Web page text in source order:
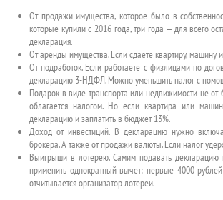
От продажи имущества, которое было в
которые купили с 2016 года, три года — для всего
декларация.
От аренды имущества. Если сдаете квартиру, машину
От подработок. Если работаете с физлицами по
декларацию 3-НДФЛ. Можно уменьшить налог с
Подарок в виде транспорта или недвижимости не от
облагается налогом. Но если квартира или
декларацию и заплатить в бюджет 13%.
Доход от инвестиций. В декларацию нужно
брокера. А также от продажи валюты. Если налог
Выигрыши в лотерею. Самим подавать
применить однократный вычет: первые 4000
отчитывается организатор лотереи.